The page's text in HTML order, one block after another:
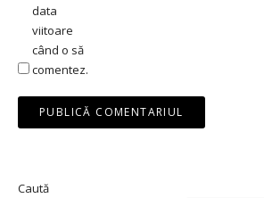
data
viitoare
când o să
comentez.
Caută